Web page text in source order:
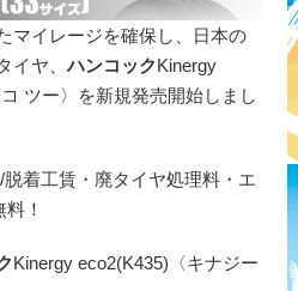
マイレージを確保し、日本の
イヤ、ハンコックKinergy
ツー〉を新規発売開始しまし
着工賃・廃タイヤ処理料・エ
！
Kinergy eco2(K435)〈キナジー